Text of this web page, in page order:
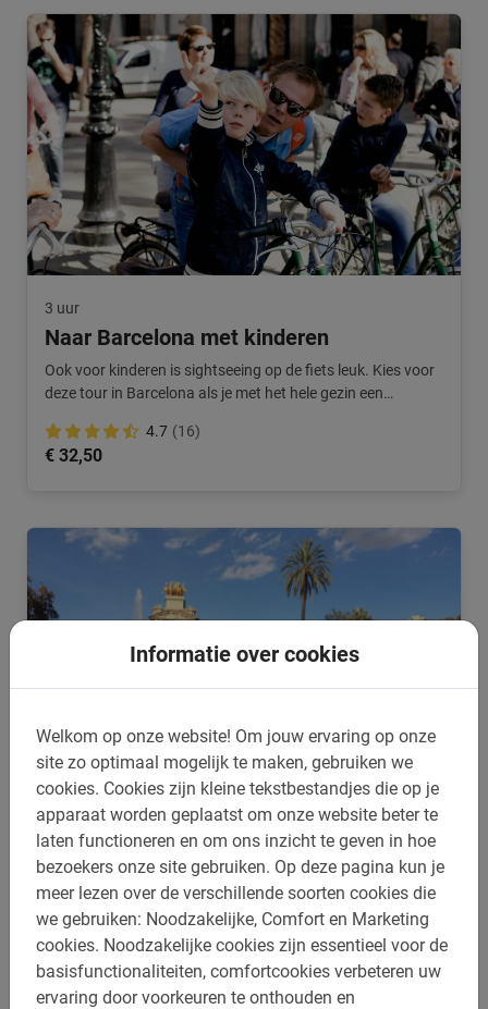
Informatie over cookies
Welkom op onze website! Om jouw ervaring op onze
site zo optimaal mogelijk te maken, gebruiken we
cookies. Cookies zijn kleine tekstbestandjes die op je
apparaat worden geplaatst om onze website beter te
laten functioneren en om ons inzicht te geven in hoe
bezoekers onze site gebruiken. Op deze pagina kun je
meer lezen over de verschillende soorten cookies die
we gebruiken: Noodzakelijke, Comfort en Marketing
cookies. Noodzakelijke cookies zijn essentieel voor de
basisfunctionaliteiten, comfortcookies verbeteren uw
ervaring door voorkeuren te onthouden en
3 uur
Naar Barcelona met kinderen
Ook voor kinderen is sightseeing op de fiets leuk. Kies voor
deze tour in Barcelona als je met het hele gezin een
4.7 (16)
€ 32,50
3 uur
Studentenfietstour Barcelona
De ideale tour in Barcelona voor schoolgroepen. Speciale
leerzaamste tour.
€ 26,-